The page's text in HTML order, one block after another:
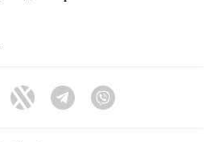
FacebookTwitter Telegram